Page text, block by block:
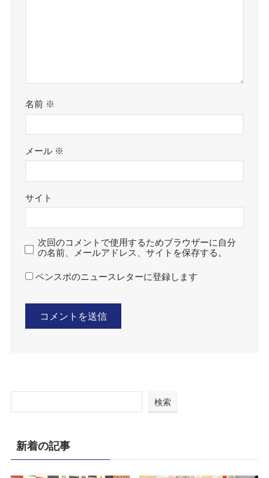
名前 ※
メール ※
サイト
次回のコメントで使用するためブラウザーに自分
の名前、メールアドレス、サイトを保存する。
ペンスポのニュースレターに登録します
検索
新着の記事